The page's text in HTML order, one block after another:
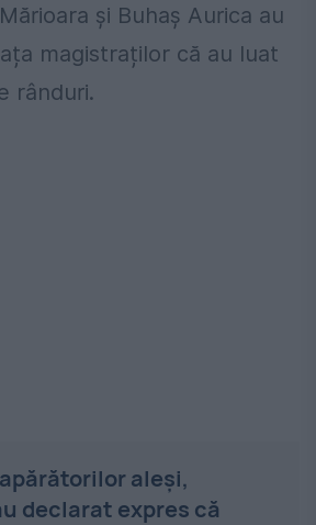
și Buhaș Aurica au
magistraților că au luat
rânduri.
aleşi,
declarat expres că